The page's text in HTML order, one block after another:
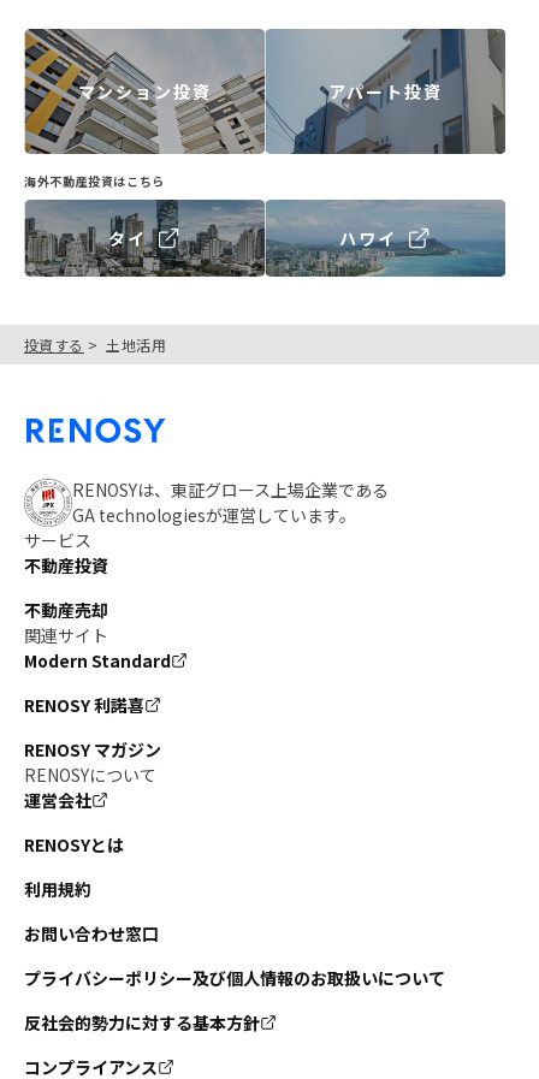
マンション投資 アパート投資
海外不動産投資はこちら
タイ ハワイ
投資する 土地活用
RENOSYは、東証グロース上場企業である
GA technologiesが運営しています。
サービス
不動産投資
不動産売却
関連サイト
Modern Standard
RENOSY 利諾喜
RENOSY マガジン
RENOSYについて
運営会社
RENOSYとは
利用規約
お問い合わせ窓口
プライバシーポリシー及び個人情報のお取扱いについて
反社会的勢力に対する基本方針
コンプライアンス